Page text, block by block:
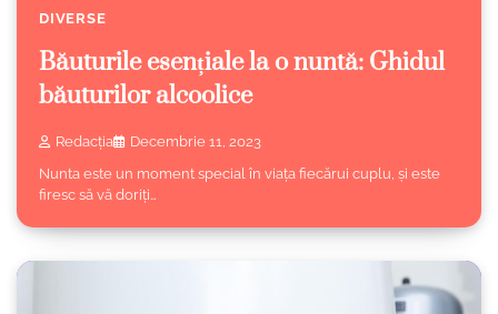
DIVERSE
Băuturile esențiale la o nuntă: Ghidul
băuturilor alcoolice
Redacția
Decembrie 11, 2023
Nunta este un moment special în viața fiecărui cuplu, și este
firesc să vă doriți…